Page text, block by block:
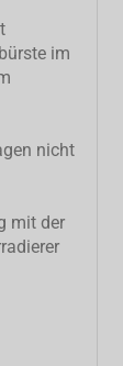
im
nicht
mit der